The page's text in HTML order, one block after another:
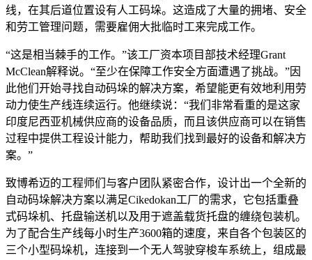
线，在其后道位置设有人工码垛。这造成了大量的拥堵、安全
和劳工管理问题，需要雇佣大批临时工来完成工作。
“这是相当棘手的工作。”该工厂资本项目部技术经理Grant
McClean解释说。“至少在保障工作安全方面遭遇了挑战。”因
此他们开始寻找自动码垛的解决方案，希望能更有效地利用劳
动力使生产线连续运行。他继续说：“我们非常看重的是这家
印度尼西亚机械供应商的设备品质，而且该供应商可以在销售
过程中提供工程设计能力，帮助我们找到最好的设备和解决方
案。”
致博希迈的工程师们与客户团队紧密合作，设计出一个全新的
自动码垛解决方案以满足Cikedokan工厂的需求，它包括重叠
式码垛机、托盘输送机以及用于遮盖载货托盘的缠绕包装机。
为了配合生产线每小时生产3600箱的速度，来自各个包装区的
三个小型码垛机，连接到一个无人驾驶穿梭车系统上，组成最